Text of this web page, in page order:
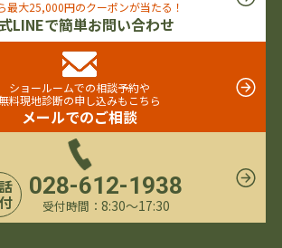
最大25,000円のクーポンが当たる！
LINEで簡単お問い合わせ
ショールームでの相談予約や
料現地診断の申し込みもこちら
メールでのご相談
028-612-1938
受付時間： 8:30〜17:30